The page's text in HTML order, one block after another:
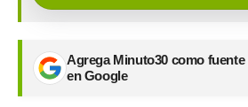
Agrega Minuto30 como fuente
en Google